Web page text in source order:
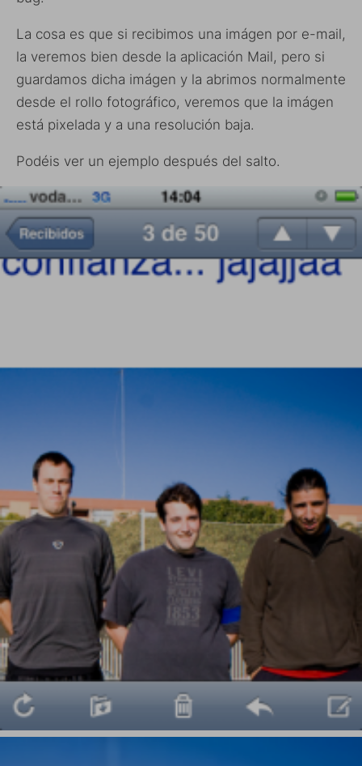
La cosa es que si recibimos una imágen por e-mail,
la veremos bien desde la aplicación Mail, pero si
guardamos dicha imágen y la abrimos normalmente
desde el rollo fotográfico, veremos que la imágen
está pixelada y a una resolución baja.
Podéis ver un ejemplo después del salto.